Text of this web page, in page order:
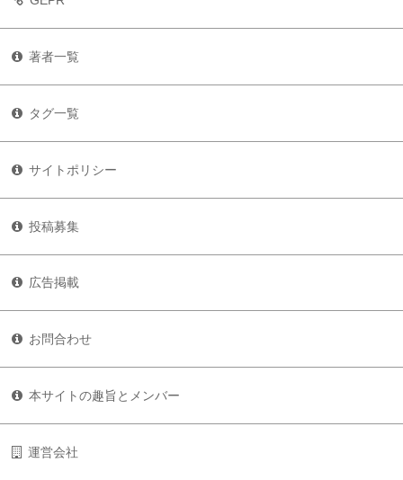
著者一覧
タグ一覧
サイトポリシー
投稿募集
広告掲載
お問合わせ
本サイトの趣旨とメンバー
運営会社